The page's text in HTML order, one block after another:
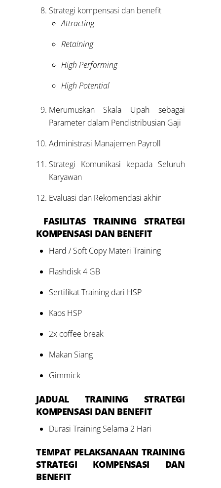
Strategi kompensasi dan benefit
Attracting
Retaining
High Performing
High Potential
Merumuskan Skala Upah sebagai
Parameter dalam Pendistribusian Gaji
Administrasi Manajemen Payroll
Strategi Komunikasi kepada Seluruh
Karyawan
Evaluasi dan Rekomendasi akhir
FASILITAS TRAINING STRATEGI
KOMPENSASI DAN BENEFIT
Hard / Soft Copy Materi Training
Flashdisk 4 GB
Sertifikat Training dari HSP
Kaos HSP
2x coffee break
Makan Siang
Gimmick
JADUAL TRAINING STRATEGI
KOMPENSASI DAN BENEFIT
Durasi Training Selama 2 Hari
TEMPAT PELAKSANAAN TRAINING
STRATEGI KOMPENSASI DAN
BENEFIT